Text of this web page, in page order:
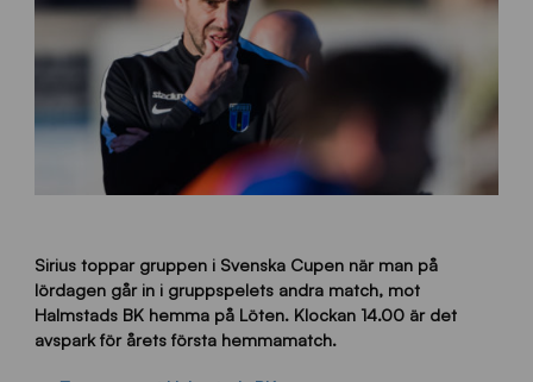
Sirius toppar gruppen i Svenska Cupen när man på
lördagen går in i gruppspelets andra match, mot
Halmstads BK hemma på Löten. Klockan 14.00 är det
avspark för årets första hemmamatch.